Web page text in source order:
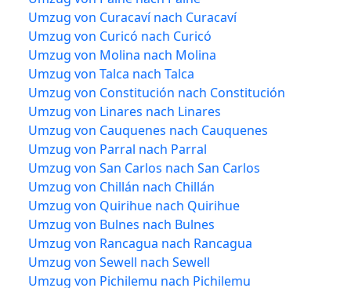
Umzug von Curacaví nach Curacaví
Umzug von Curicó nach Curicó
Umzug von Molina nach Molina
Umzug von Talca nach Talca
Umzug von Constitución nach Constitución
Umzug von Linares nach Linares
Umzug von Cauquenes nach Cauquenes
Umzug von Parral nach Parral
Umzug von San Carlos nach San Carlos
Umzug von Chillán nach Chillán
Umzug von Quirihue nach Quirihue
Umzug von Bulnes nach Bulnes
Umzug von Rancagua nach Rancagua
Umzug von Sewell nach Sewell
Umzug von Pichilemu nach Pichilemu